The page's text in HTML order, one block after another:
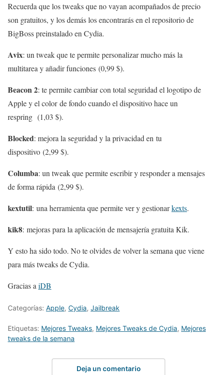
Recuerda que los tweaks que no vayan acompañados de precio
son gratuitos, y los demás los encontrarás en el repositorio de
BigBoss preinstalado en Cydia.
Avix: un tweak que te permite personalizar mucho más la
multitarea y añadir funciones (0,99 $).
Beacon 2: te permite cambiar con total seguridad el logotipo de
Apple y el color de fondo cuando el dispositivo hace un
respring (1,03 $).
Blocked: mejora la seguridad y la privacidad en tu
dispositivo (2,99 $).
Columba: un tweak que permite escribir y responder a mensajes
de forma rápida (2,99 $).
kextutil: una herramienta que permite ver y gestionarkexts.
kik8: mejoras para la aplicación de mensajería gratuita Kik.
Y esto ha sido todo. No te olvides de volver la semana que viene
para más tweaks de Cydia.
Gracias a iDB
Categorías: Apple, Cydia, Jailbreak
Etiquetas: Mejores Tweaks, Mejores Tweaks de Cydia, Mejores
tweaks de la semana
Deja un comentario